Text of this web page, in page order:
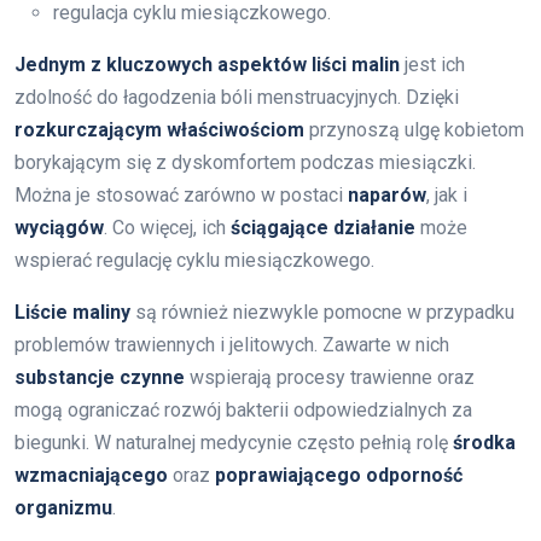
regulacja cyklu miesiączkowego.
Jednym z kluczowych aspektów liści malin jest ich
zdolność do łagodzenia bóli menstruacyjnych. Dzięki
rozkurczającym właściwościom przynoszą ulgę kobietom
borykającym się z dyskomfortem podczas miesiączki.
Można je stosować zarówno w postaci naparów, jak i
wyciągów. Co więcej, ich ściągające działanie może
wspierać regulację cyklu miesiączkowego.
Liście maliny są również niezwykle pomocne w przypadku
problemów trawiennych i jelitowych. Zawarte w nich
substancje czynne wspierają procesy trawienne oraz
mogą ograniczać rozwój bakterii odpowiedzialnych za
biegunki. W naturalnej medycynie często pełnią rolę środka
wzmacniającego oraz poprawiającego odporność
organizmu.